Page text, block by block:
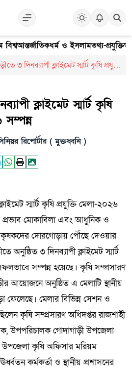
বিশ্বআন্তর্জাতিকধর্ম ও ইসলামতথ্য-প্রযুক্তি
৩ দিনব্যাপী ক্লাইমেট স্মার্ট কৃষি প্রযুক্তি
ক্লাইমেট স্মার্ট কৃষি
সম্পন্ন
রিপোর্টার ( মুক্তধ্বনি )
স্মার্ট কৃষি প্রযুক্তি মেলা-২০২৬
প্রভাব মোকাবিলা এবং আধুনিক ও
কৃষকদের দোরগোড়ায় পৌঁছে দেওয়ার
অনুষ্ঠিত ৩ দিনব্যাপী ক্লাইমেট স্মার্ট
সম্পন্ন হয়েছে। কৃষি সম্প্রসারণ
আয়োজনে অনুষ্ঠিত এ মেলাটি স্থানীয়
ফেলেছে। মেলার বিভিন্ন সেশন ও
কৃষি সম্প্রসারণ অধিদপ্তর রাজশাহী
উপপরিচালক গোদাগাড়ী উপজেলা
উপজেলা কৃষি অফিসার মরিয়ম
কর্মকর্তা ও স্থানীয় প্রশাসনের